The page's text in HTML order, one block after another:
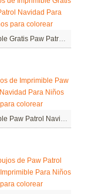
Imprimible Gratis Paw Patrol Navidad Para Niños
Imprimible Paw Patrol Navidad Para Niños